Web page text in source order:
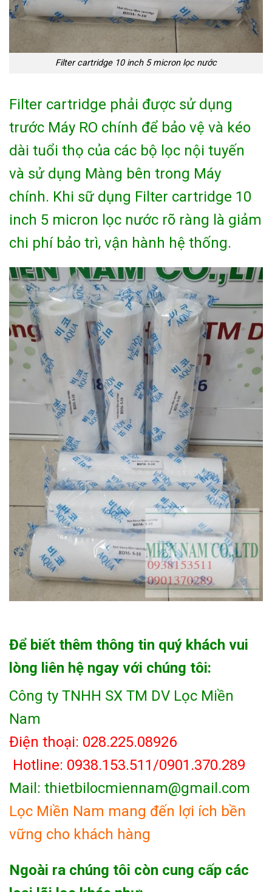
Filter cartridge 10 inch 5 micron lọc nước
Filter cartridge phải được sử dụng
trước Máy RO chính để bảo vệ và kéo
dài tuổi thọ của các bộ lọc nội tuyến
và sử dụng Màng bên trong Máy
chính. Khi sữ dụng Filter cartridge 10
inch 5 micron lọc nước rõ ràng là giảm
chi phí bảo trì, vận hành hệ thống.
Để biết thêm thông tin quý khách vui
lòng liên hệ ngay với chúng tôi:
Công ty TNHH SX TM DV Lọc Miền
Nam
Điện thoại: 028.225.08926
Hotline: 0938.153.511/0901.370.289
Mail: thietbilocmiennam@gmail.com
Lọc Miền Nam mang đến lợi ích bền
vững cho khách hàng
Ngoài ra chúng tôi còn cung cấp các